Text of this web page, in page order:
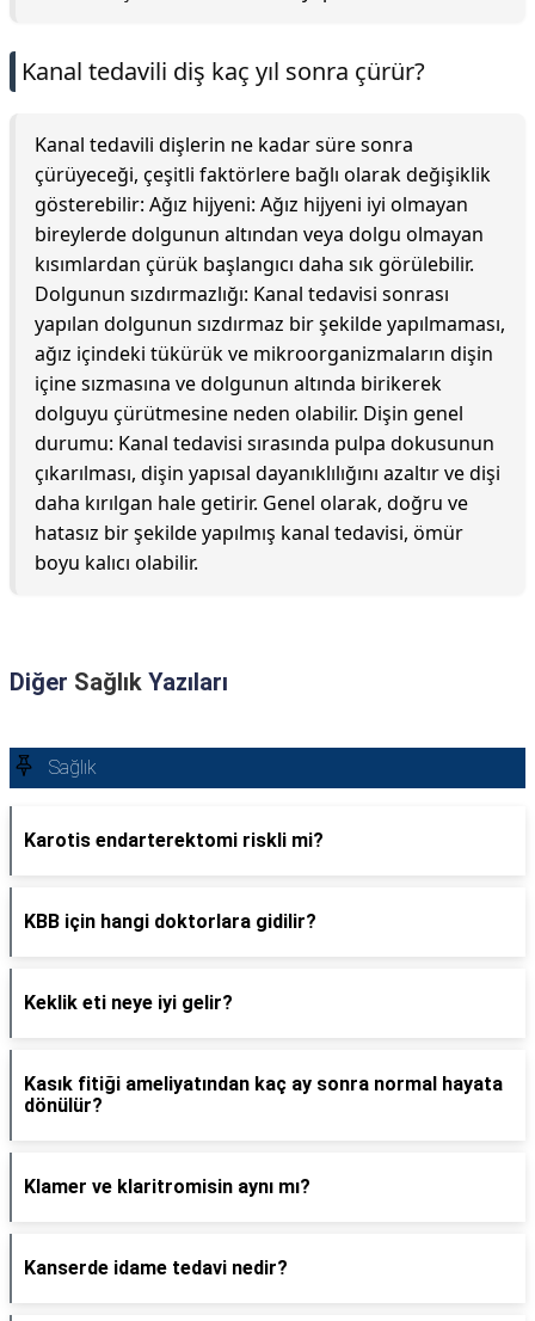
Kanal tedavili diş kaç yıl sonra çürür?
Kanal tedavili dişlerin ne kadar süre sonra
çürüyeceği, çeşitli faktörlere bağlı olarak değişiklik
gösterebilir: Ağız hijyeni: Ağız hijyeni iyi olmayan
bireylerde dolgunun altından veya dolgu olmayan
kısımlardan çürük başlangıcı daha sık görülebilir.
Dolgunun sızdırmazlığı: Kanal tedavisi sonrası
yapılan dolgunun sızdırmaz bir şekilde yapılmaması,
ağız içindeki tükürük ve mikroorganizmaların dişin
içine sızmasına ve dolgunun altında birikerek
dolguyu çürütmesine neden olabilir. Dişin genel
durumu: Kanal tedavisi sırasında pulpa dokusunun
çıkarılması, dişin yapısal dayanıklılığını azaltır ve dişi
daha kırılgan hale getirir. Genel olarak, doğru ve
hatasız bir şekilde yapılmış kanal tedavisi, ömür
boyu kalıcı olabilir.
Diğer Sağlık Yazıları
Sağlık
Karotis endarterektomi riskli mi?
KBB için hangi doktorlara gidilir?
Keklik eti neye iyi gelir?
Kasık fitiği ameliyatından kaç ay sonra normal hayata
dönülür?
Klamer ve klaritromisin aynı mı?
Kanserde idame tedavi nedir?